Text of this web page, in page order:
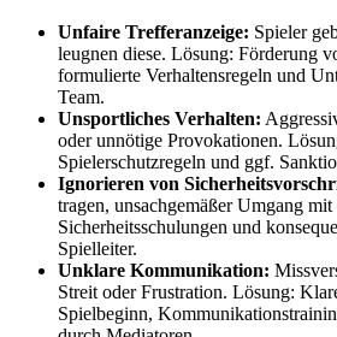
Unfaire Trefferanzeige: Spieler
leugnen diese. Lösung: Förderung
formulierte Verhaltensregeln und
Team.
Unsportliches Verhalten:
oder unnötige Provokationen.
Spielerschutzregeln und ggf.
Ignorieren von
tragen, unsachgemäßer Umgang
Sicherheitsschulungen und
Spielleiter.
Unklare Kommunikation:
Streit oder Frustration. Lösung:
Spielbeginn,